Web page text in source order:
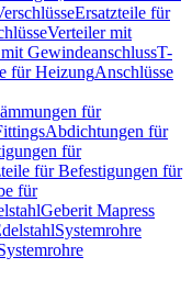
Ersatzteile für
Verteiler mit
GewindeanschlussT-
für HeizungAnschlüsse
für
Abdichtungen für
für
für Befestigungen für
für
Geberit Mapress
Systemrohre